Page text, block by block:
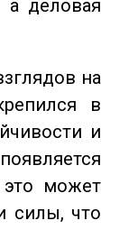
а деловая
на
в
и
это может
силы, что